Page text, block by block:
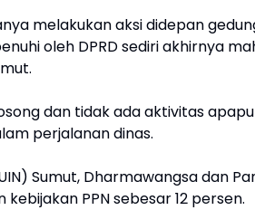
melakukan aksi didepan
oleh DPRD sediri akhirnya
dan tidak ada aktivitas
perjalanan dinas.
Sumut, Dharmawangsa dan
PPN sebesar 12 persen.